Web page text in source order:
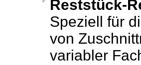
Reststück-
Speziell für
von
variabler